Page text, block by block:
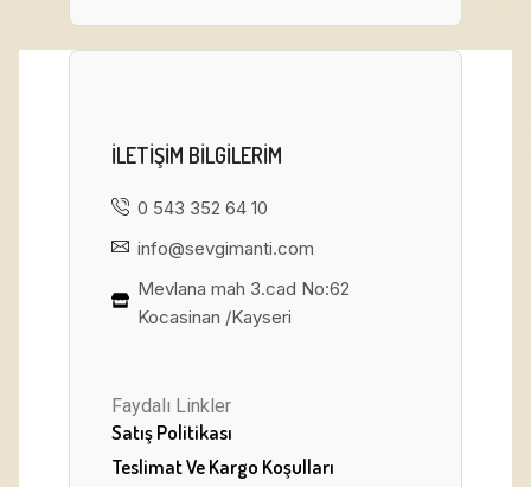
ILETIŞIM BILGILERIM
0 543 352 64 10
info@sevgimanti.com
Mevlana mah 3.cad No:62
Kocasinan /Kayseri
Faydalı Linkler
Satış Politikası
Teslimat Ve Kargo Koşulları